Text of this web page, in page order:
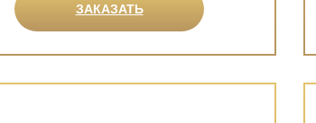
ЗАКАЗАТЬ